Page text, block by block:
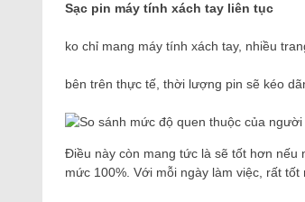
Sạc pin máy tính xách tay liên tục
ko chỉ mang máy tính xách tay, nhiều
bên trên thực tế, thời lượng pin sẽ kéo
Điều này còn mang tức là sẽ tốt hơn
mức 100%. Với mỗi ngày làm việc, rất